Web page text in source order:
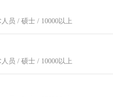
员 / 硕士 / 10000以上
员 / 硕士 / 10000以上